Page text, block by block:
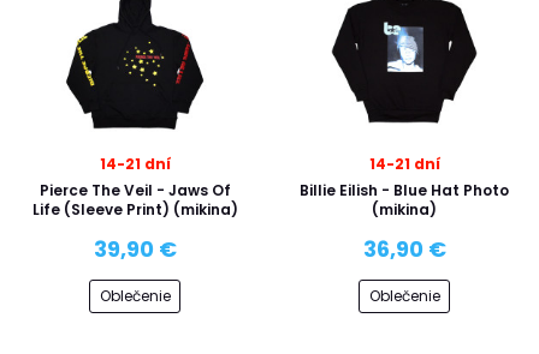
14-21 dní
Pierce The Veil - Jaws Of
Life (Sleeve Print) (mikina)
39,90 €
Oblečenie
14-21 dní
Billie Eilish - Blue Hat Photo
(mikina)
36,90 €
Oblečenie